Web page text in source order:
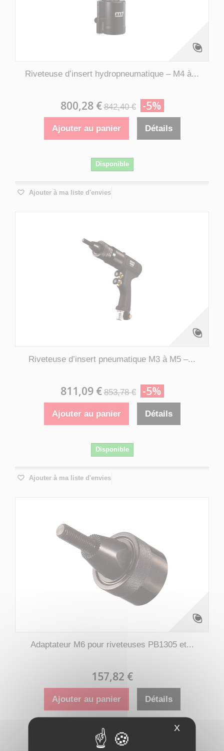
X Masquer
Riveteuse d’insert hydropneumatique – M4 à...
800,28 € 842,40 € -5%
Ajouter au panier Détails
Disponible
Ajouter à ma liste d'envies
Riveteuse d’insert pneumatique M3 à M5 –...
811,09 € 853,78 € -5%
Ajouter au panier Détails
Disponible
Ajouter à ma liste d'envies
Adaptateur M6 pour riveteuses PB1305 et...
157,82 €
Ajouter au panier Détails
Disponible